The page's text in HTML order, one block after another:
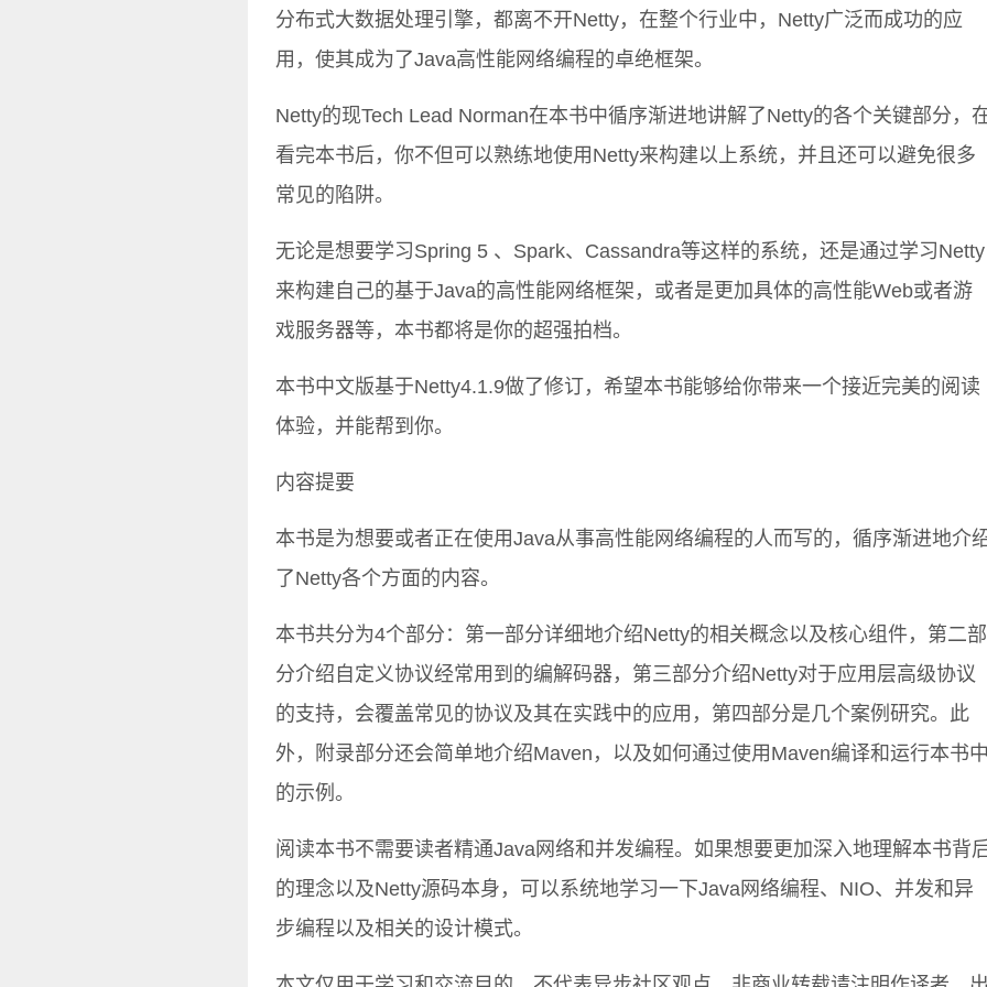
分布式大数据处理引擎，都离不开Netty，在整个行业中，Netty广泛而成功的应
用，使其成为了Java高性能网络编程的卓绝框架。
Netty的现Tech Lead Norman在本书中循序渐进地讲解了Netty的各个关键部分，
看完本书后，你不但可以熟练地使用Netty来构建以上系统，并且还可以避免很多
常见的陷阱。
无论是想要学习Spring 5 、Spark、Cassandra等这样的系统，还是通过学习Netty
来构建自己的基于Java的高性能网络框架，或者是更加具体的高性能Web或者游
戏服务器等，本书都将是你的超强拍档。
本书中文版基于Netty4.1.9做了修订，希望本书能够给你带来一个接近完美的阅读
体验，并能帮到你。
内容提要
本书是为想要或者正在使用Java从事高性能网络编程的人而写的，循序渐进地介
了Netty各个方面的内容。
本书共分为4个部分：第一部分详细地介绍Netty的相关概念以及核心组件，第二部
分介绍自定义协议经常用到的编解码器，第三部分介绍Netty对于应用层高级协议
的支持，会覆盖常见的协议及其在实践中的应用，第四部分是几个案例研究。此
外，附录部分还会简单地介绍Maven，以及如何通过使用Maven编译和运行本书
的示例。
阅读本书不需要读者精通Java网络和并发编程。如果想要更加深入地理解本书背
的理念以及Netty源码本身，可以系统地学习一下Java网络编程、NIO、并发和异
步编程以及相关的设计模式。